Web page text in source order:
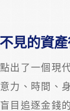
見的資
出了一個現
力、時間、
目追逐金錢